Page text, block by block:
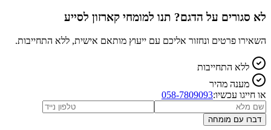
לא סגורים על הדגם? תנו למומחי קארזון לסייע
השאירו פרטים ונחזור אליכם עם ייעוץ מותאם אישית, ללא התחייבות.
ללא התחייבות
מענה מהיר
או חייגו עכשיו:058-7809093
דברו עם מומחה